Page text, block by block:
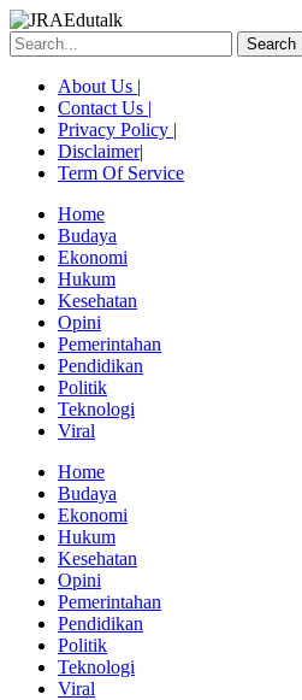
Skip
to
content
Search
About Us |
Contact Us |
Privacy Policy |
Disclaimer|
Term Of Service
Home
Budaya
Ekonomi
Hukum
Kesehatan
Opini
Pemerintahan
Pendidikan
Politik
Teknologi
Viral
Menu
Home
Budaya
Ekonomi
Hukum
Kesehatan
Opini
Pemerintahan
Pendidikan
Politik
Teknologi
Viral